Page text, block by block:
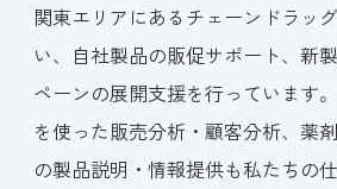
関東エリアにあるチェーンドラッ
い、自社製品の販促サポート、新
ペーンの展開支援を行っています
を使った販売分析・顧客分析、薬
の製品説明・情報提供も私たちの